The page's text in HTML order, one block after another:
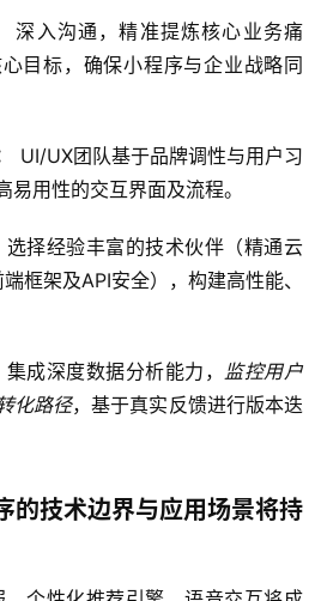
深入沟通，精准提炼核心业务痛
目标，确保小程序与企业战略同
UI/UX团队基于品牌调性与用户习
用性的交互界面及流程。
选择经验丰富的技术伙伴（精通云
框架及API安全），构建高性能、
集成深度数据分析能力， 监控用户
化路径，基于真实反馈进行版本迭
的技术边界与应用场景将持